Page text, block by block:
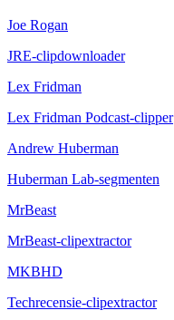
Joe Rogan
JRE-clipdownloader
Lex Fridman
Lex Fridman Podcast-clipper
Andrew Huberman
Huberman Lab-segmenten
MrBeast
MrBeast-clipextractor
MKBHD
Techrecensie-clipextractor